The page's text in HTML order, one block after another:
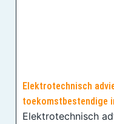
Elektrotechnisch
toekomstbestendige
Elektrotechnisch